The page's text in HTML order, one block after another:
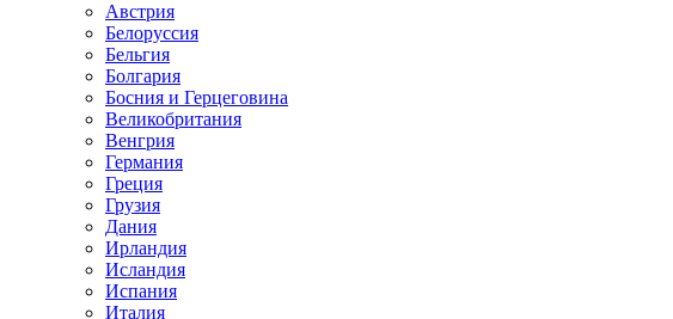
Австрия
Белоруссия
Бельгия
Болгария
Босния и Герцеговина
Великобритания
Венгрия
Германия
Греция
Грузия
Дания
Ирландия
Исландия
Испания
Италия